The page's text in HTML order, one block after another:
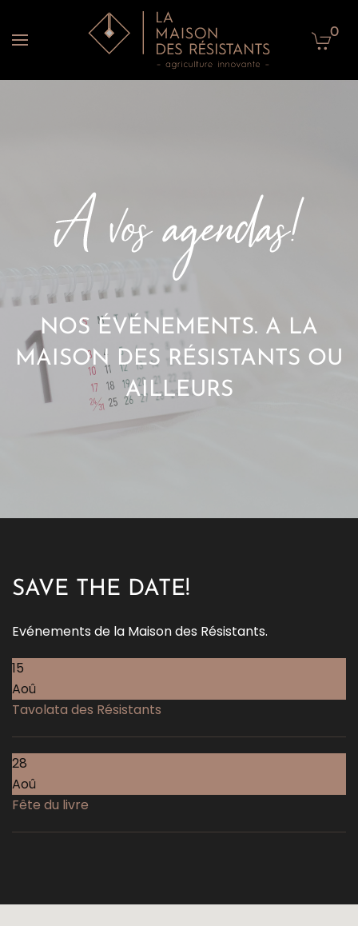
Accéder au contenu principal 0
NOS ÉVÉNEMENTS. A LA
MAISON DES RÉSISTANTS OU
AILLEURS
SAVE THE DATE!
Evénements de la Maison des Résistants.
15
Aoû
Tavolata des Résistants
28
Aoû
Fête du livre